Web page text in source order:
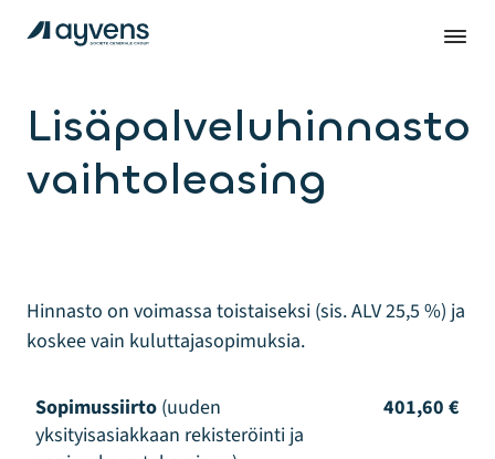
Lisäpalveluhinnasto
vaihtoleasing
Hinnasto on voimassa toistaiseksi (sis. ALV 25,5 %) ja
koskee vain kuluttajasopimuksia.
Sopimussiirto (uuden
yksityisasiakkaan rekisteröinti ja
401,60 €